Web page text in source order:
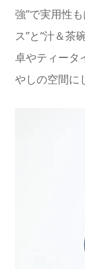
強”で実用性
ス”と“汁＆茶
卓やティータ
やしの空間に